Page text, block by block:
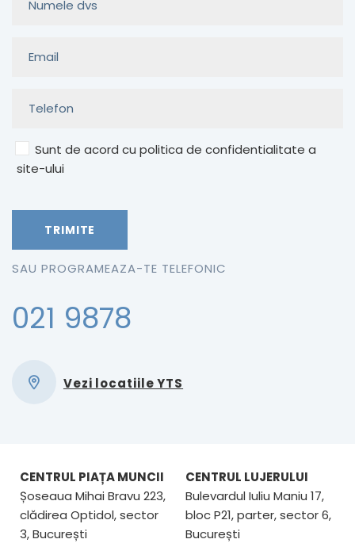
Sunt de acord cu politica de confidentialitate a
site-ului
SAU PROGRAMEAZA-TE TELEFONIC
021 9878
Vezi locatiile YTS
CENTRUL PIAȚA MUNCII
Șoseaua Mihai Bravu 223,
clădirea Optidol, sector
3, București
CENTRUL LUJERULUI
Bulevardul Iuliu Maniu 17,
bloc P21, parter, sector 6,
București